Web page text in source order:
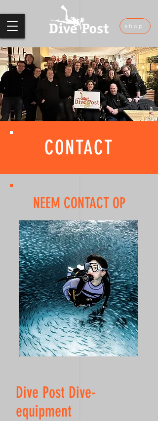
shop
CONTACT
NEEM CONTACT OP
Dive Post Dive-
equipment